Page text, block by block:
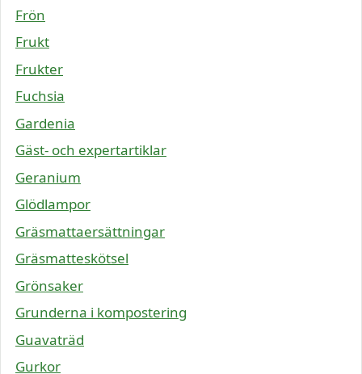
Frön
Frukt
Frukter
Fuchsia
Gardenia
Gäst- och expertartiklar
Geranium
Glödlampor
Gräsmattaersättningar
Gräsmatteskötsel
Grönsaker
Grunderna i kompostering
Guavaträd
Gurkor